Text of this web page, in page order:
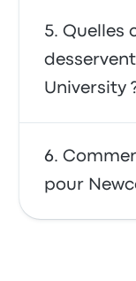
En général,
University et
trajet est
et dure
Quelles
University
Vous pouvez
University via
compagnies
quotidiens,
pour